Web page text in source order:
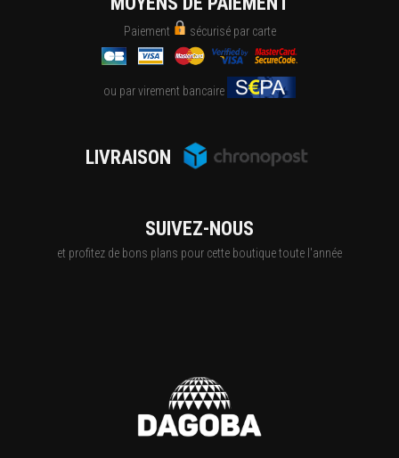
Paiement sécurisé par carte
ou par virement bancaire
LIVRAISON
SUIVEZ-NOUS
et profitez de bons plans pour cette boutique toute l'année